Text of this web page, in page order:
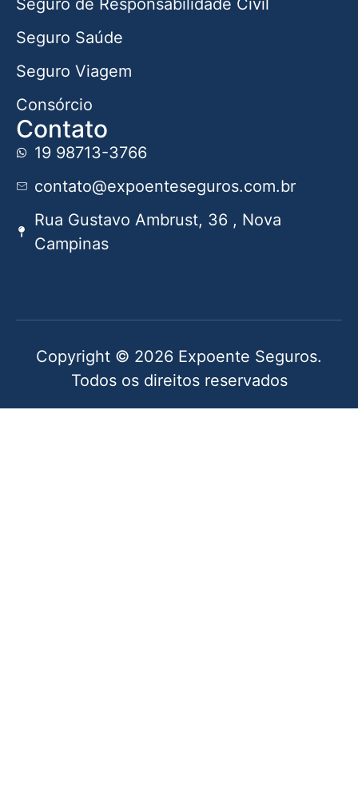
Seguro de Responsabilidade Civil
Seguro Saúde
Seguro Viagem
Consórcio
Contato
19 98713-3766
contato@expoenteseguros.com.br
Rua Gustavo Ambrust, 36 , Nova
Campinas
Copyright © 2026 Expoente Seguros.
Todos os direitos reservados